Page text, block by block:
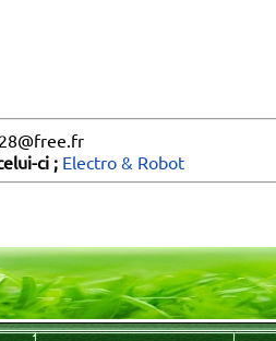
ci ; Electro & Robot